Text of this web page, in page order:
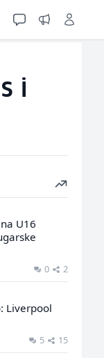
i
U16
0 2
Liverpool
5 15